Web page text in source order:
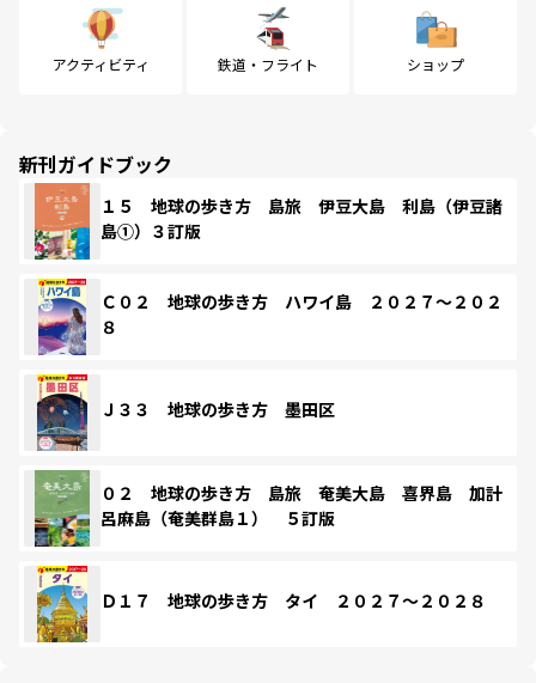
アクティビティ 鉄道・フライト ショップ
新刊ガイドブック
１５ 地球の歩き方 島旅 伊豆大島 利島（伊豆諸
島①）３訂版
Ｃ０２ 地球の歩き方 ハワイ島 ２０２７～２０２
８
Ｊ３３ 地球の歩き方 墨田区
０２ 地球の歩き方 島旅 奄美大島 喜界島 加計
呂麻島（奄美群島１） ５訂版
Ｄ１７ 地球の歩き方 タイ ２０２７～２０２８